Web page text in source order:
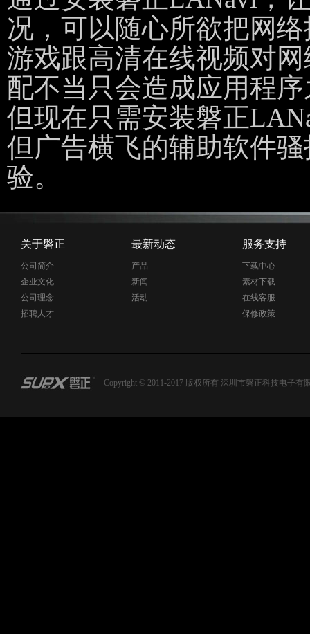
况，可以随心所欲把网
游戏跟高清在线视频对
配不当只会造成应用程
但现在只需安装磐正
但广告横飞的辅助软件
验。
关于磐正
公司简介
企业文化
公司理念
招聘人才
最新动态
产品
新闻
活动
服务支持
下载中心
素材下载
在线客服
保修政策
Copyright © 2011-2017 版权所有 深圳市磐正科技电子有